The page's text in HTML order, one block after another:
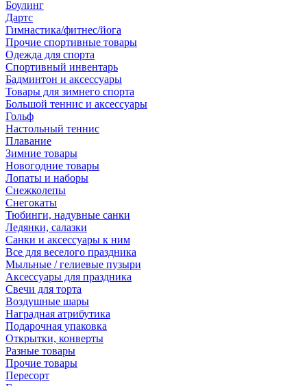
Боулинг
Дартс
Гимнастика/фитнес/йога
Прочие спортивные товары
Одежда для спорта
Спортивный инвентарь
Бадминтон и аксессуары
Товары для зимнего спорта
Большой теннис и аксессуары
Гольф
Настольный теннис
Плавание
Зимние товары
Новогодние товары
Лопаты и наборы
Снежколепы
Снегокаты
Тюбинги, надувные санки
Ледянки, салазки
Санки и аксессуары к ним
Все для веселого праздника
Мыльные / гелиевые пузыри
Аксессуары для праздника
Свечи для торта
Воздушные шары
Наградная атрибутика
Подарочная упаковка
Открытки, конверты
Разные товары
Прочие товары
Пересорт